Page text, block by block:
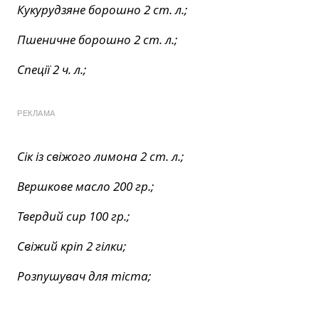
Кукурудзяне борошно 2 ст. л.;
Пшеничне борошно 2 ст. л.;
Спеції 2 ч. л.;
РЕКЛАМА
Сік із свіжого лимона 2 ст. л.;
Вершкове масло 200 гр.;
Твердий сир 100 гр.;
Свіжий кріп 2 гілки;
Розпушувач для тіста;